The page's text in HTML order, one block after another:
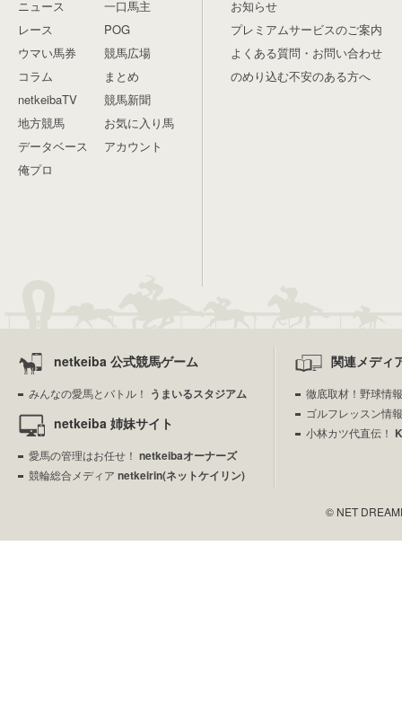
ニュース
レース
ウマい馬券
コラム
netkeibaTV
地方競馬
データベース
俺プロ
一口馬主
POG
競馬広場
まとめ
競馬新聞
お気に入り馬
アカウント
お知らせ
プレミアムサービスのご案内
よくある質問・お問い合わせ
のめり込む不安のある方へ
netkeiba 公式競馬ゲーム
みんなの愛馬とバトル！ うまいるスタジアム
netkeiba 姉妹サイト
愛馬の管理はお任せ！ netkeibaオーナーズ
競輪総合メディア netkeirin(ネットケイリン)
関連メディ
徹底取材！野球情
ゴルフレッスン情
小林カツ代直伝！
© NET